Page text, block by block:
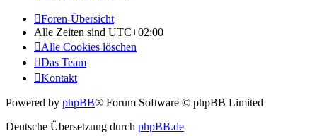
Foren-Übersicht
Alle Zeiten sind UTC+02:00
Alle Cookies löschen
Das Team
Kontakt
Powered by phpBB® Forum Software © phpBB Limited
Deutsche Übersetzung durch phpBB.de